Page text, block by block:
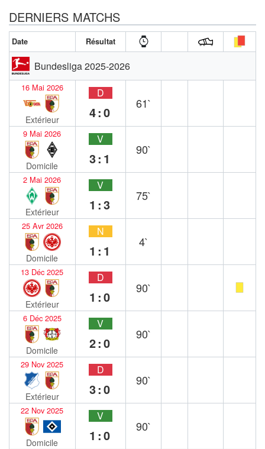
DERNIERS MATCHS
Date Résultat
Bundesliga 2025-2026
16 Mai 2026
Extérieur
D
4:0
61`
9 Mai 2026
Domicile
V
3:1
90`
2 Mai 2026
Extérieur
V
1:3
75`
25 Avr 2026
Domicile
N
1:1
4`
13 Déc 2025
Extérieur
D
1:0
90`
6 Déc 2025
Domicile
V
2:0
90`
29 Nov 2025
Extérieur
D
3:0
90`
22 Nov 2025
Domicile
V
1:0
90`